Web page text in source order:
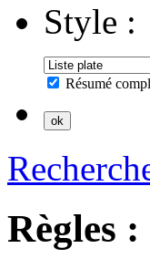
Style :
Résumé
Règles :